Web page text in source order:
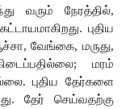
வரும்
நேரத்தில்,
புதிய
வேங்கை, மருது,
மரம்
புதிய தேர்களை
தேர்
செய்வதற்கு